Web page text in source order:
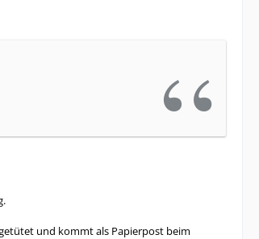
und kommt als Papierpost beim